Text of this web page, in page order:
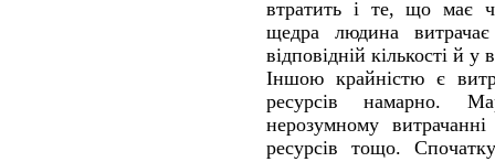
втратить і те, що має
щедра людина
відповідній кількості й у
Іншою крайністю є
ресурсів намарно.
нерозумному
ресурсів тощо.